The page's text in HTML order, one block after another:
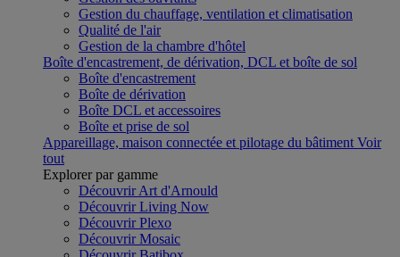
Gestion du chauffage, ventilation et climatisation
Qualité de l'air
Gestion de la chambre d'hôtel
Boîte d'encastrement, de dérivation, DCL et boîte de sol
Boîte d'encastrement
Boîte de dérivation
Boîte DCL et accessoires
Boîte et prise de sol
Appareillage, maison connectée et pilotage du bâtiment Voir
tout
Explorer par gamme
Découvrir Art d'Arnould
Découvrir Living Now
Découvrir Plexo
Découvrir Mosaic